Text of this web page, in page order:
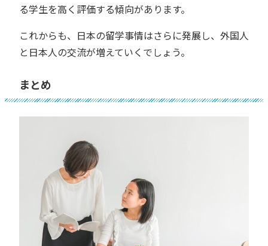
る学生を高く評価する傾向があります。
これからも、日本の留学事情はさらに発展し、外国人
と日本人の交流が増えていくでしょう。
まとめ